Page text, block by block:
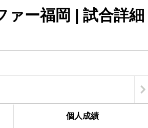
ー福岡 | 試合詳細
個人成績